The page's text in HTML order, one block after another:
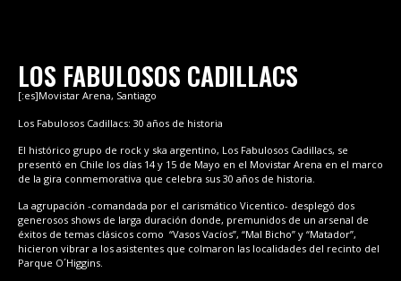
LOS FABULOSOS CADILLACS
[:es]Movistar Arena, Santiago
Los Fabulosos Cadillacs: 30 años de historia
El histórico grupo de rock y ska argentino, Los Fabulosos Cadillacs, se
presentó en Chile los días 14 y 15 de Mayo en el Movistar Arena en el marco
de la gira conmemorativa que celebra sus 30 años de historia.
La agrupación -comandada por el carismático Vicentico- desplegó dos
generosos shows de larga duración donde, premunidos de un arsenal de
éxitos de temas clásicos como “Vasos Vacíos”, “Mal Bicho” y “Matador”,
hicieron vibrar a los asistentes que colmaron las localidades del recinto del
Parque O´Higgins.